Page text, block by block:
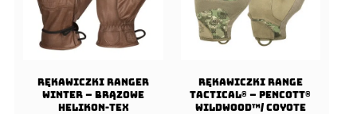
Rękawiczki Ranger
Winter – Brązowe
Helikon-Tex
Rękawiczki Range
Tactical® – PenCott®
WildWood™/ Coyote